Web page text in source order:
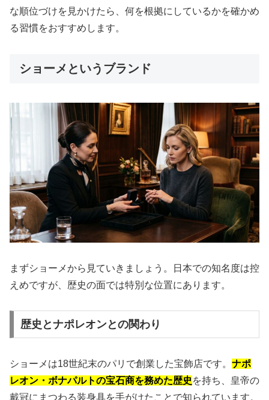
な順位づけを見かけたら、何を根拠にしているかを確かめ
る習慣をおすすめします。
ショーメというブランド
まずショーメから見ていきましょう。日本での知名度は控
えめですが、歴史の面では特別な位置にあります。
歴史とナポレオンとの関わり
ショーメは18世紀末のパリで創業した宝飾店です。 ナポ
レオン・ボナパルトの宝石商を務めた歴史 を持ち、皇帝の
戴冠にまつわる装身具を手がけたことで知られています。